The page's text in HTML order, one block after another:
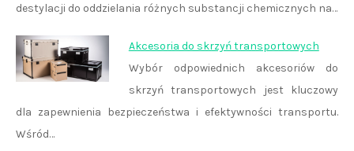
destylacji do oddzielania różnych substancji chemicznych na…
Akcesoria do skrzyń transportowych
Wybór odpowiednich akcesoriów do
skrzyń transportowych jest kluczowy
dla zapewnienia bezpieczeństwa i efektywności transportu.
Wśród…